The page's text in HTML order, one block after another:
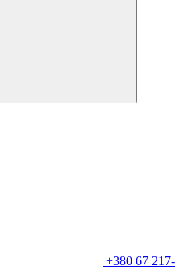
+380 67 217-